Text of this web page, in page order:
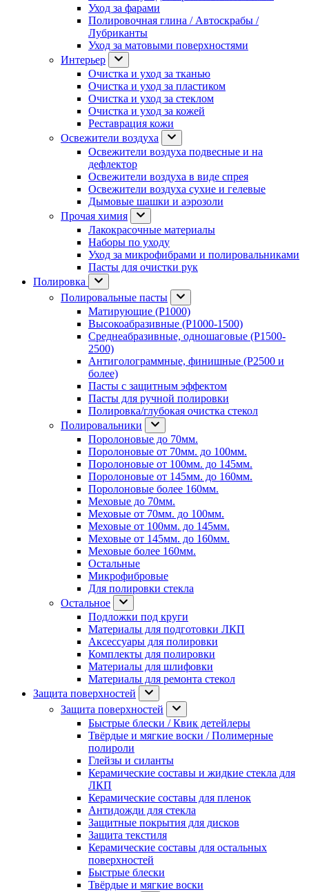
Уход за фарами
Полировочная глина / Автоскрабы /
Лубриканты
Уход за матовыми поверхностями
Интерьер
Очистка и уход за тканью
Очистка и уход за пластиком
Очистка и уход за стеклом
Очистка и уход за кожей
Реставрация кожи
Освежители воздуха
Освежители воздуха подвесные и на
дефлектор
Освежители воздуха в виде спрея
Освежители воздуха сухие и гелевые
Дымовые шашки и аэрозоли
Прочая химия
Лакокрасочные материалы
Наборы по уходу
Уход за микрофибрами и полировальниками
Пасты для очистки рук
Полировка
Полировальные пасты
Матирующие (P1000)
Высокоабразивные (P1000-1500)
Среднеабразивные, одношаговые (P1500-
2500)
Антиголограммные, финишные (P2500 и
более)
Пасты с защитным эффектом
Пасты для ручной полировки
Полировка/глубокая очистка стекол
Полировальники
Поролоновые до 70мм.
Поролоновые от 70мм. до 100мм.
Поролоновые от 100мм. до 145мм.
Поролоновые от 145мм. до 160мм.
Поролоновые более 160мм.
Меховые до 70мм.
Меховые от 70мм. до 100мм.
Меховые от 100мм. до 145мм.
Меховые от 145мм. до 160мм.
Меховые более 160мм.
Остальные
Микрофибровые
Для полировки стекла
Остальное
Подложки под круги
Материалы для подготовки ЛКП
Аксессуары для полировки
Комплекты для полировки
Материалы для шлифовки
Материалы для ремонта стекол
Защита поверхностей
Защита поверхностей
Быстрые блески / Квик детейлеры
Твёрдые и мягкие воски / Полимерные
полироли
Глейзы и силанты
Керамические составы и жидкие стекла для
ЛКП
Керамические составы для пленок
Антидожди для стекла
Защитные покрытия для дисков
Защита текстиля
Керамические составы для остальных
поверхностей
Быстрые блески
Твёрдые и мягкие воски